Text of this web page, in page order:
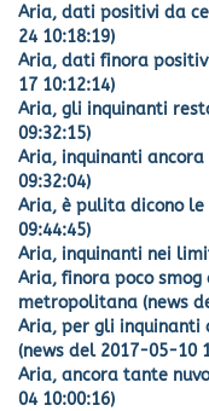
Aria, dati positivi da
24 10:18:19)
Aria, dati finora
17 10:12:14)
Aria, gli inquinanti
09:32:15)
Aria, inquinanti
09:32:04)
Aria, è pulita dicono
09:44:45)
Aria, inquinanti nei
Aria, finora poco
metropolitana (news
Aria, per gli inquinanti
(news del 2017-05-10
Aria, ancora tante
04 10:00:16)